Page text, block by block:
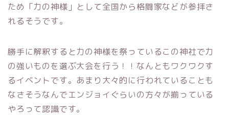
ため「力の神様」として全国から格闘家などが参拝さ
れるそうです。
勝手に解釈すると力の神様を祭っているこの神社で力
の強いものを選ぶ大会を行う！！なんともワクワクす
るイベントです。あまり大々的に行われていることも
なさそうなんでエンジョイぐらいの方々が揃っている
やろって認識です。